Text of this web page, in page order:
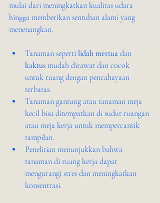
mulai dari meningkatkan kualitas udara
hingga memberikan sentuhan alami yang
menenangkan.
Tanaman seperti lidah mertua dan
kaktus mudah dirawat dan cocok
untuk ruang dengan pencahayaan
terbatas.
Tanaman gantung atau tanaman meja
kecil bisa ditempatkan di sudut ruangan
atau meja kerja untuk mempercantik
tampilan.
Penelitian menunjukkan bahwa
tanaman di ruang kerja dapat
mengurangi stres dan meningkatkan
konsentrasi.